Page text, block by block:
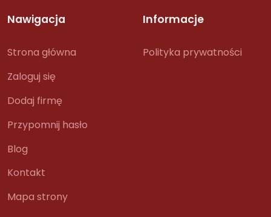
Nawigacja
Strona główna
Zaloguj się
Dodaj firmę
Przypomnij hasło
Blog
Kontakt
Mapa strony
Informacje
Polityka prywatności